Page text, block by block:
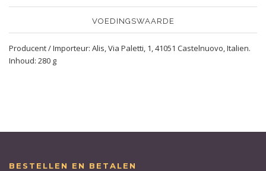
VOEDINGSWAARDE
Producent / Importeur: Alis, Via Paletti, 1, 41051 Castelnuovo, Italien.
Inhoud: 280 g
BESTELLEN EN BETALEN